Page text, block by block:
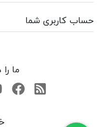
حساب کاربری شما
ما
RSS